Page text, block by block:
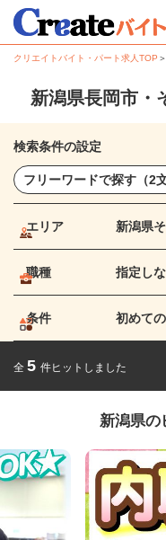
クリエイトバイト・パート求人TOP ＞
新潟県長岡市・
検索条件の設定
エリア 新潟県
職種 指定し
条件 初めて
全 5 件ヒットしました
新潟県の